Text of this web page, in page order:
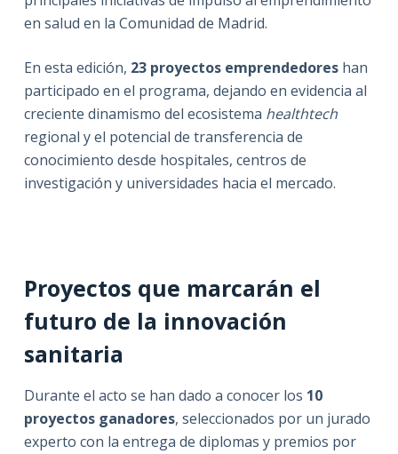
en salud en la Comunidad de Madrid.
En esta edición, 23 proyectos emprendedores han
participado en el programa, dejando en evidencia al
creciente dinamismo del ecosistema healthtech
regional y el potencial de transferencia de
conocimiento desde hospitales, centros de
investigación y universidades hacia el mercado.
Proyectos que marcarán el
futuro de la innovación
sanitaria
Durante el acto se han dado a conocer los 10
proyectos ganadores, seleccionados por un jurado
experto con la entrega de diplomas y premios por